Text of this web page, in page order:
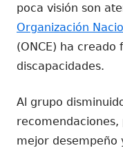
poca visión son
Organización
(ONCE) ha
discapacidades.
Al grupo
mejor desempeño